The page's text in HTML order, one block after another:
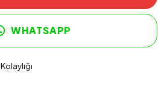
WHATSAPP